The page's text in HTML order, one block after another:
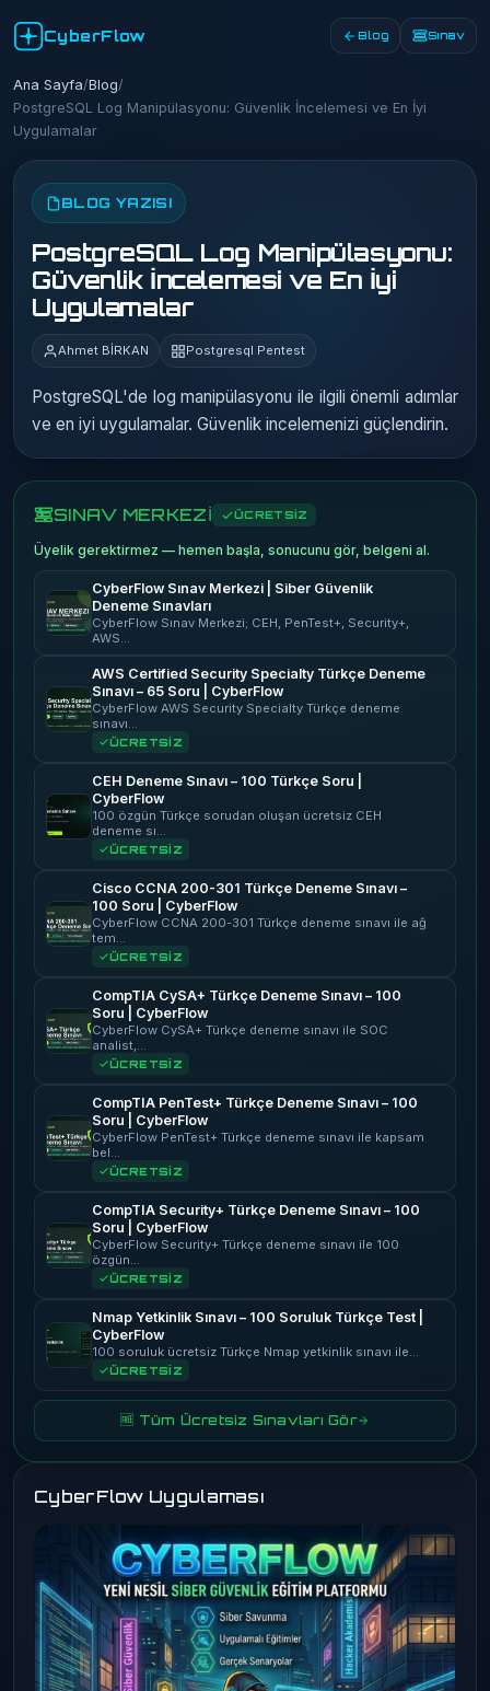
CyberFlow Blog Sınav
Ana Sayfa/Blog/
PostgreSQL Log Manipülasyonu: Güvenlik İncelemesi ve En İyi
Uygulamalar
BLOG YAZISI
PostgreSQL Log Manipülasyonu:
Güvenlik İncelemesi ve En İyi
Uygulamalar
Ahmet BİRKAN Postgresql Pentest
PostgreSQL'de log manipülasyonu ile ilgili önemli adımlar
ve en iyi uygulamalar. Güvenlik incelemenizi güçlendirin.
SINAV MERKEZİ ÜCRETSİZ
Üyelik gerektirmez — hemen başla, sonucunu gör, belgeni al.
CyberFlow Sınav Merkezi | Siber Güvenlik
Deneme Sınavları
CyberFlow Sınav Merkezi; CEH, PenTest+, Security+,
AWS…
AWS Certified Security Specialty Türkçe Deneme
Sınavı – 65 Soru | CyberFlow
CyberFlow AWS Security Specialty Türkçe deneme
sınavı…
ÜCRETSİZ
CEH Deneme Sınavı – 100 Türkçe Soru |
CyberFlow
100 özgün Türkçe sorudan oluşan ücretsiz CEH
deneme sı…
ÜCRETSİZ
Cisco CCNA 200-301 Türkçe Deneme Sınavı –
100 Soru | CyberFlow
CyberFlow CCNA 200-301 Türkçe deneme sınavı ile ağ
tem…
ÜCRETSİZ
CompTIA CySA+ Türkçe Deneme Sınavı – 100
Soru | CyberFlow
CyberFlow CySA+ Türkçe deneme sınavı ile SOC
analist,…
ÜCRETSİZ
CompTIA PenTest+ Türkçe Deneme Sınavı – 100
Soru | CyberFlow
CyberFlow PenTest+ Türkçe deneme sınavı ile kapsam
bel…
ÜCRETSİZ
CompTIA Security+ Türkçe Deneme Sınavı – 100
Soru | CyberFlow
CyberFlow Security+ Türkçe deneme sınavı ile 100
özgün…
ÜCRETSİZ
Nmap Yetkinlik Sınavı – 100 Soruluk Türkçe Test |
CyberFlow
100 soruluk ücretsiz Türkçe Nmap yetkinlik sınavı ile…
ÜCRETSİZ
🆓 Tüm Ücretsiz Sınavları Gör
CyberFlow Uygulaması